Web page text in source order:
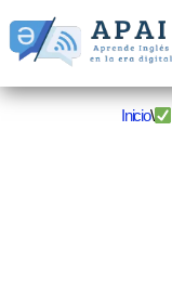
Saltar
al
Inicio\